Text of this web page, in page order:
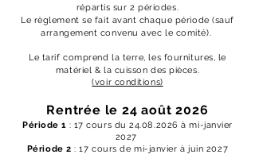
répartis sur 2 périodes.
Le règlement se fait avant chaque période (sauf
arrangement convenu avec le comité).
Le tarif comprend la terre, les fournitures, le
matériel & la cuisson des pièces.
(voir conditions)
Rentrée le 24 août 2026
Période 1 : 17 cours du24.08.2026 à mi-janvier
2027
Période 2 : 17 cours de mi-janvier à juin 2027